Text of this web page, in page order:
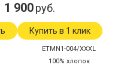
1 900 руб.
Купить в 1 клик
ETMN1-004/XXXL
100% хлопок